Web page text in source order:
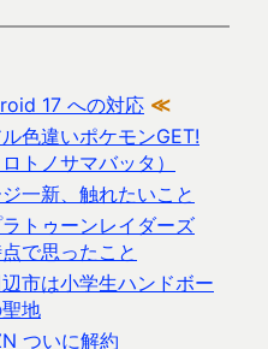
17 への対応 ≪
ル色違いポケモンGET!
ロトノサマバッタ）
一新、触れたいこと
トゥーンレイダーズ
で思ったこと
市は小学生ハンドボー
地
ついに解約